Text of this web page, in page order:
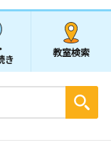
き
教室検索